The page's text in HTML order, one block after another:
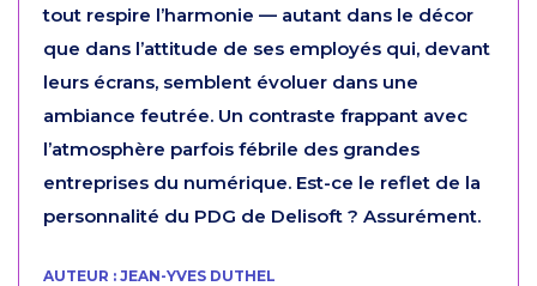
tout respire l’harmonie — autant dans le décor
que dans l’attitude de ses employés qui, devant
leurs écrans, semblent évoluer dans une
ambiance feutrée. Un contraste frappant avec
l’atmosphère parfois fébrile des grandes
entreprises du numérique. Est-ce le reflet de la
personnalité du PDG de Delisoft ? Assurément.
AUTEUR : JEAN-YVES DUTHEL